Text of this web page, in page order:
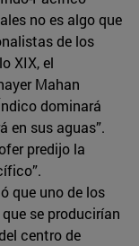
no es algo que
de los
XIX, el
Mahan
dominará
en sus aguas”.
predijo la
que uno de los
se producirían
centro de